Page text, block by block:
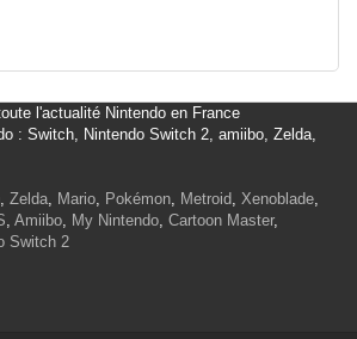
l'actualité Nintendo en France
: Switch, Nintendo Switch 2, amiibo, Zelda,
, Zelda, Mario, Pokémon, Metroid, Xenoblade,
, Amiibo, My Nintendo, Cartoon Master,
Switch 2